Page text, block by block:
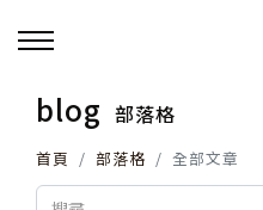
回主選單
活動報名
blog 部落格
首頁 部落格 全部文章